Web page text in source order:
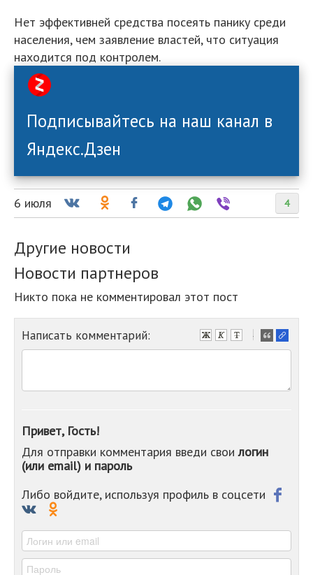
Нет эффективней средства посеять панику среди
населения, чем заявление властей, что ситуация
находится под контролем.
Подписывайтесь на наш канал в
Яндекс.Дзен
4
6 июля
Другие новости
Новости партнеров
Никто пока не комментировал этот пост
Написать комментарий:
-
-
-
-
-
Привет, Гость!
Для отправки комментария введи своилогин
(или email) и пароль
Либо войдите, используя профиль в соцсети